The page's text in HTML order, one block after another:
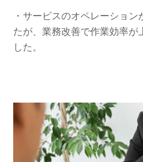
・サービスのオペレーショ
たが、業務改善で作業効率
した。